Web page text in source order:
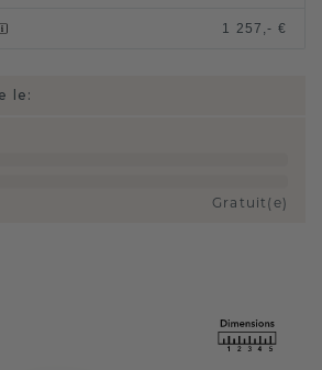
1 257,- €
le:
Gratuit(e)